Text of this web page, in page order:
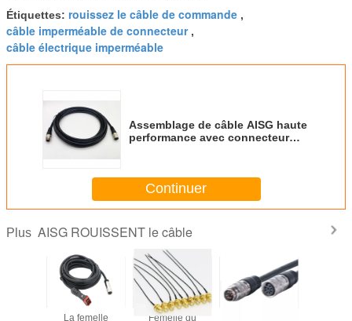
Étiquettes: rouissez le câble de commande ,
câble imperméable de connecteur,
câble électrique imperméable
Assemblage de câble AISG haute
performance avec connecteur
Continuer
Plus AISG ROUISSENT le câble
La femelle Femelle du